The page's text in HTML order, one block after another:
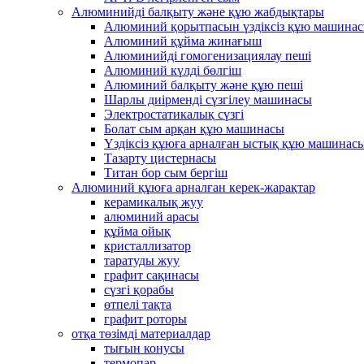
Алюминийді балқыту және құю жабдықтары
Алюминий қорытпасын үздіксіз құю
Алюминий құйма жинағыш
Алюминийді гомогенизациялау пеші
Алюминий күлді бөлгіш
Алюминий балқыту және құю пеші
Шарлы диірменді сүзгілеу машинасы
Электростатикалық сүзгі
Болат сым арқан құю машинасы
Үздіксіз құюға арналған ыстық құю
Тазарту цистернасы
Титан бор сым бергіш
Алюминий құюға арналған керек-жарақтар
керамикалық жуу
алюминий арасы
құйма ойық
кристаллизатор
таратуды жуу
графит сақинасы
сүзгі қорабы
өтпелі тақта
графит роторы
отқа төзімді материалдар
тығын конусы